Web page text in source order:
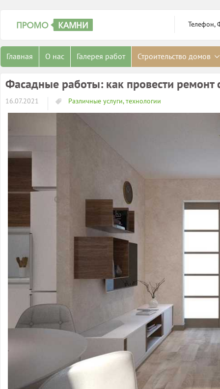
Телефон,
Главная О нас Галерея работ Строительство домов
Фасадные работы: как провести
16.07.2021 Различные услуги, технологии